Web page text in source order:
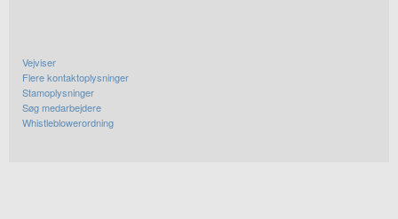
Vejviser
Flere kontaktoplysninger
Stamoplysninger
Søg medarbejdere
Whistleblowerordning